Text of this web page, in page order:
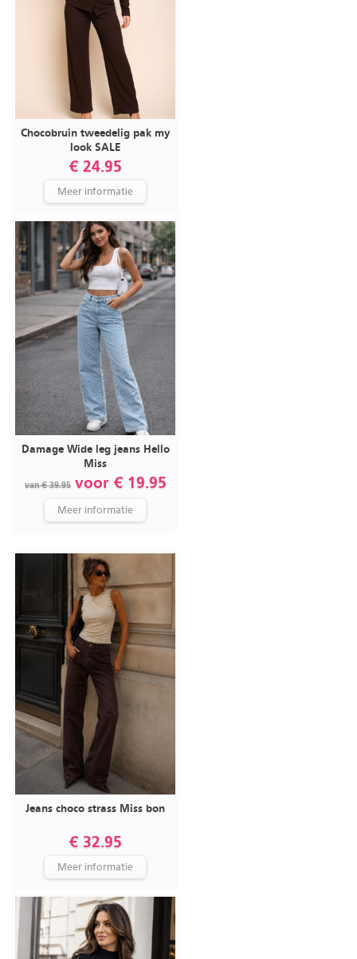
Chocobruin tweedelig pak my
look SALE
€ 24.95
Meer informatie
Damage Wide leg jeans Hello
Miss
van € 39.95voor € 19.95
Meer informatie
Jeans choco strass Miss bon
€ 32.95
Meer informatie